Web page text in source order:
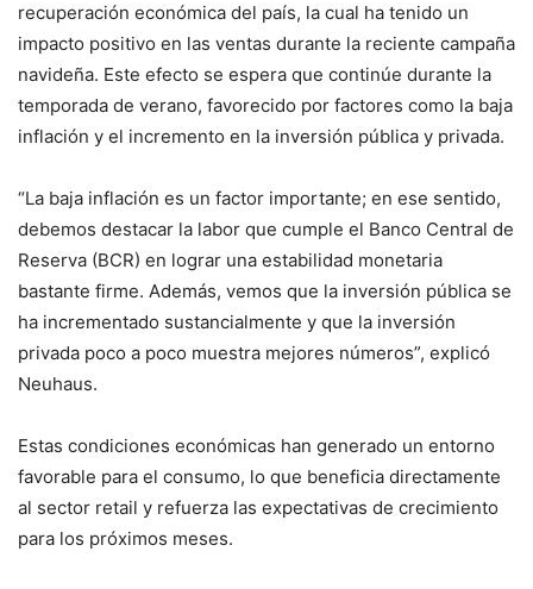
recuperación económica del país, la cual ha tenido un
impacto positivo en las ventas durante la reciente campaña
navideña. Este efecto se espera que continúe durante la
temporada de verano, favorecido por factores como la baja
inflación y el incremento en la inversión pública y privada.
“La baja inflación es un factor importante; en ese sentido,
debemos destacar la labor que cumple el Banco Central de
Reserva (BCR) en lograr una estabilidad monetaria
bastante firme. Además, vemos que la inversión pública se
ha incrementado sustancialmente y que la inversión
privada poco a poco muestra mejores números”, explicó
Neuhaus.
Estas condiciones económicas han generado un entorno
favorable para el consumo, lo que beneficia directamente
al sector retail y refuerza las expectativas de crecimiento
para los próximos meses.